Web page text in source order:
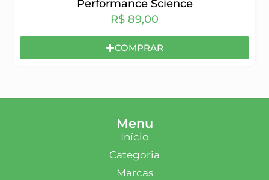
Performance Science
R$ 89,00
COMPRAR
Menu
Início
Categoria
Marcas